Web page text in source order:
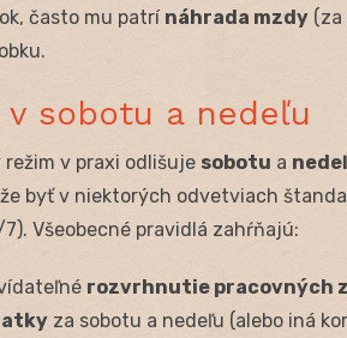
často mu patrí náhrada mzdy (za
v sobotu a nedeľu
režim v praxi odlišuje sobotu a
byť v niektorých odvetviach
Všeobecné pravidlá zahŕňajú:
rozvrhnutie pracovných
za sobotu a nedeľu (alebo iná